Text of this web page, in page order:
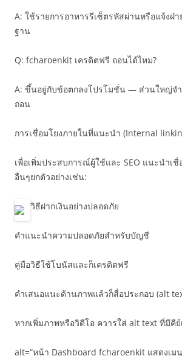
A: ใช้รายการอาหารรีเซ็ตรหัสผ่านหรือแจ้ง
ฐาน
Q: fcharoenkit เครดิตฟรี ถอนได้ไหม?
A: ขึ้นอยู่กับข้อตกลงโปรโมชั่น — ส่วนใหญ่จ
ถอน
การเชื่อมโยงภายในที่แนะนำ (Internal
เพื่อเพิ่มประสบการณ์ผู้ใช้และ SEO แนะนำเ
อื่นๆยกตัวอย่างเช่น:
วิธีฝากเงินอย่างปลอดภัย
คำแนะนำความปลอดภัยสำหรับบัญชี
คู่มือวิธีใช้โบนัสและก็เครดิตฟรี
คำเสนอแนะด้านภาพแล้วก็สื่อประกอบ (alt
หากเพิ่มภาพหรือวิดีโอ ควารใส่ alt text ที่มีคีย์
alt=”หน้า Dashboard fcharoenkit แสดงเม